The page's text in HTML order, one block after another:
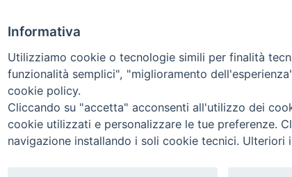
Informativa
Utilizziamo cookie o tecnologie simili per finalità
funzionalità semplici", "miglioramento
cookie policy.
Cliccando su "accetta" acconsenti all'utilizzo dei
cookie utilizzati e personalizzare le tue preferenze.
navigazione installando i soli cookie tecnici. Ulteriori